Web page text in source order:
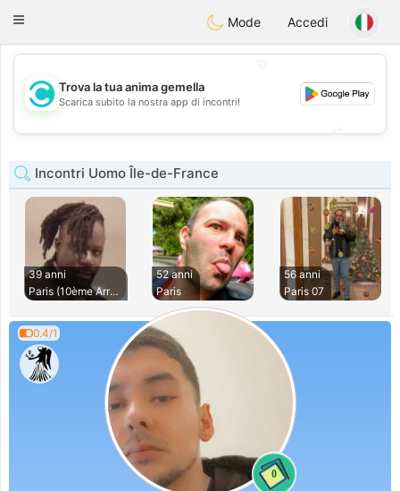
olombiaCitas
Toggle
Mode Accedi
💖
💕
Trova la tua anima gemella
Scarica subito la nostra app di incontri!
Incontri Uomo Île-de-France
39 anni
Paris (10ème Arron
52 anni
Paris
56 anni
Paris 07
0.4/1
0